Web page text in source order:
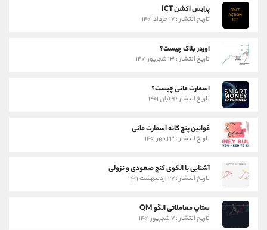
پرایس اکشن ICT
تاریخ انتشار : ۱۷ خرداد ۱۴۰۱
اوردر بلاک چیست؟
تاریخ انتشار : ۱۳ شهریور ۱۴۰۱
اسمارت مانی چیست؟
تاریخ انتشار : ۹ آبان ۱۴۰۱
قوانین پنج گانه اسمارت مانی
تاریخ انتشار : ۲۳ مهر ۱۴۰۱
آشنایی با الگوی کنج صعودی و نزولی
تاریخ انتشار : ۲۷ اردیبهشت ۱۴۰۱
ستاپ معاملاتی الگو QM
تاریخ انتشار : ۷ شهریور ۱۴۰۱